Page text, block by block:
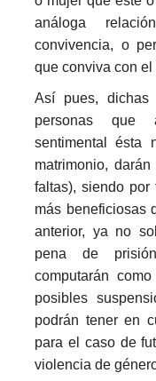
análoga
convivencia, o
que conviva con el
Así pues, dichas
personas que
sentimental ésta
matrimonio,
faltas), siendo por
más beneficiosas
anterior, ya no
pena de
computarán
posibles
podrán tener en
para el caso de
violencia de